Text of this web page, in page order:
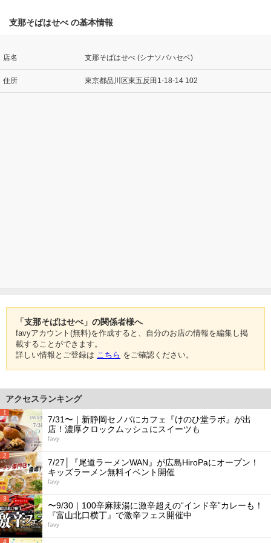
支那そばはせべ の基本情報
店名 支那そばはせべ (シナソバハセベ)
住所 東京都品川区東五反田1-18-14 102
「支那そばはせべ」の関係者様へ
favyアカウント(無料)を作成すると、自分のお店の情報を編集し掲
載することができます。
詳しい情報とご登録は こちら をご確認ください。
アクセスランキング
1
7/31〜｜新静岡セノバにカフェ『けのひ堂ラボ』が出
店！濃厚クロックムッシュにスイーツも
favy
2
7/27│『尾道ラーメンWAN』が広島HiroPaにオープン！
キッズラーメン無料イベント開催
favy
3
〜9/30｜100辛麻辣湯に激辛超えの“インド辛”カレーも！
『富山北口横丁』で激辛フェス開催中
favy
4